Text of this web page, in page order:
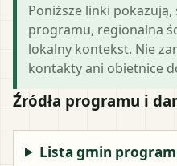
Poniższe linki
programu, regionalna
lokalny kontekst. Nie
kontakty ani obietnice
Źródła programu i
Lista gmin